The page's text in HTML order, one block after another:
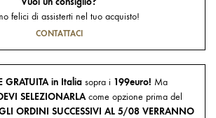
felici di assisterti nel tuo acquisto!
CONTATTACI
GRATUITA in Italia sopra i 199euro! Ma
SELEZIONARLAcome opzione prima del
ORDINI SUCCESSIVI AL 5/08 VERRANNO